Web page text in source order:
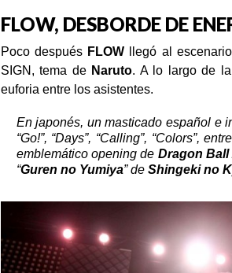
FLOW, DESBORDE DE
Poco despuésFLOW llegó al
SIGN, tema de Naruto. A lo largo de la
euforia entre los asistentes.
En japonés, un masticado español e
“Go!”, “Days”, “Calling”, “Colors”,
emblemático opening de Dragon Ball
“Guren no Yumiya” de Shingeki no